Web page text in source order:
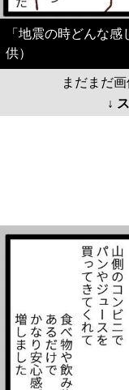
「地震の時どんな
供）
まだまだ
↓